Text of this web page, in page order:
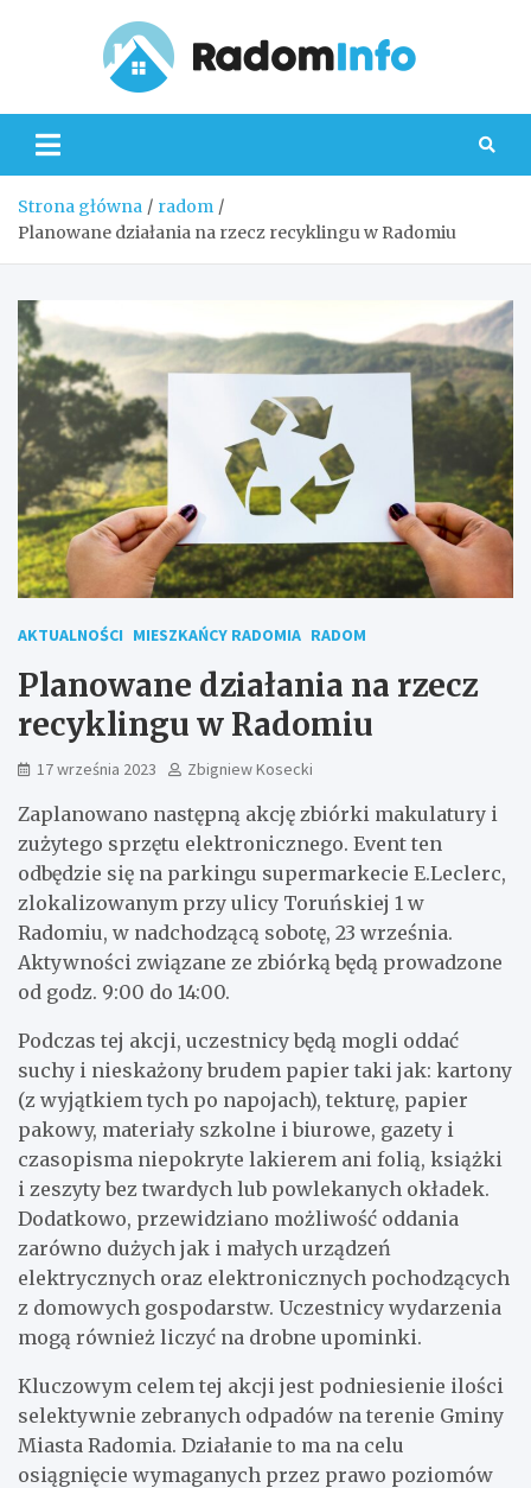
Strona główna
radom
Planowane działania na rzecz recyklingu w Radomiu
AKTUALNOŚCI MIESZKAŃCY RADOMIA RADOM
Planowane działania na rzecz
recyklingu w Radomiu
17 września 2023 Zbigniew Kosecki
Zaplanowano następną akcję zbiórki makulatury i
zużytego sprzętu elektronicznego. Event ten
odbędzie się na parkingu supermarkecie E.Leclerc,
zlokalizowanym przy ulicy Toruńskiej 1 w
Radomiu, w nadchodzącą sobotę, 23 września.
Aktywności związane ze zbiórką będą prowadzone
od godz. 9:00 do 14:00.
Podczas tej akcji, uczestnicy będą mogli oddać
suchy i nieskażony brudem papier taki jak: kartony
(z wyjątkiem tych po napojach), tekturę, papier
pakowy, materiały szkolne i biurowe, gazety i
czasopisma niepokryte lakierem ani folią, książki
i zeszyty bez twardych lub powlekanych okładek.
Dodatkowo, przewidziano możliwość oddania
zarówno dużych jak i małych urządzeń
elektrycznych oraz elektronicznych pochodzących
z domowych gospodarstw. Uczestnicy wydarzenia
mogą również liczyć na drobne upominki.
Kluczowym celem tej akcji jest podniesienie ilości
selektywnie zebranych odpadów na terenie Gminy
Miasta Radomia. Działanie to ma na celu
osiągnięcie wymaganych przez prawo poziomów